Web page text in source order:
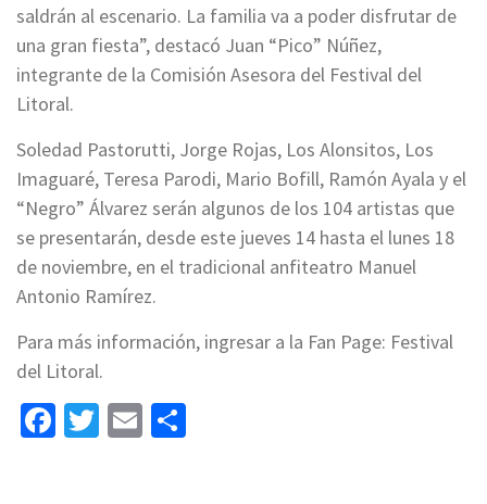
saldrán al escenario. La familia va a poder disfrutar de
una gran fiesta”, destacó Juan “Pico” Núñez,
integrante de la Comisión Asesora del Festival del
Litoral.
Soledad Pastorutti, Jorge Rojas, Los Alonsitos, Los
Imaguaré, Teresa Parodi, Mario Bofill, Ramón Ayala y el
“Negro” Álvarez serán algunos de los 104 artistas que
se presentarán, desde este jueves 14 hasta el lunes 18
de noviembre, en el tradicional anfiteatro Manuel
Antonio Ramírez.
Para más información, ingresar a la Fan Page: Festival
del Litoral.
Facebook
Twitter
Email